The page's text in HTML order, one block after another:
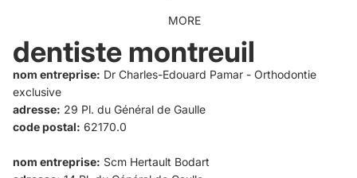
MORE
dentiste montreuil
nom entreprise: Dr Charles-Edouard Pamar - Orthodontie
exclusive
adresse: 29 Pl. du Général de Gaulle
code postal: 62170.0
nom entreprise: Scm Hertault Bodart